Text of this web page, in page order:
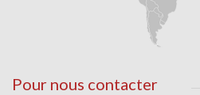
Pour nous contacter